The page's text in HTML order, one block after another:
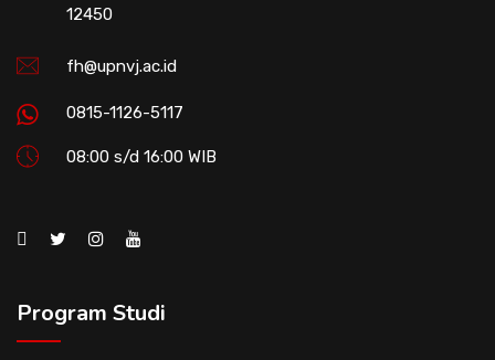
12450
fh@upnvj.ac.id
0815-1126-5117
08:00 s/d 16:00 WIB
Program Studi